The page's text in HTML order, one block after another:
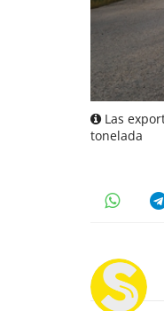
Las
tonelada